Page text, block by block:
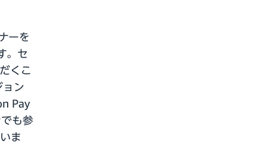
ーを
。セ
くこ
ョン
Pay
も参
ま